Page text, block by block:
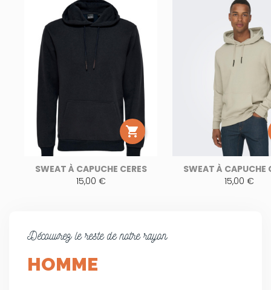

SWEAT À CAPUCHE CERES
15,00 €
SWEAT À CAPUCHE
15,00 €
Découvrez le reste de notre rayon
HOMME